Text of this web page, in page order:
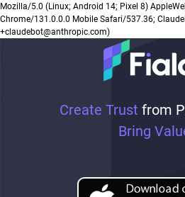
Create Trust from
Bring
Mozilla/5.0 (Linux; Android 14; Pixel 8)
Chrome/131.0.0.0 Mobile Safari/537.36;
+claudebot@anthropic.com)